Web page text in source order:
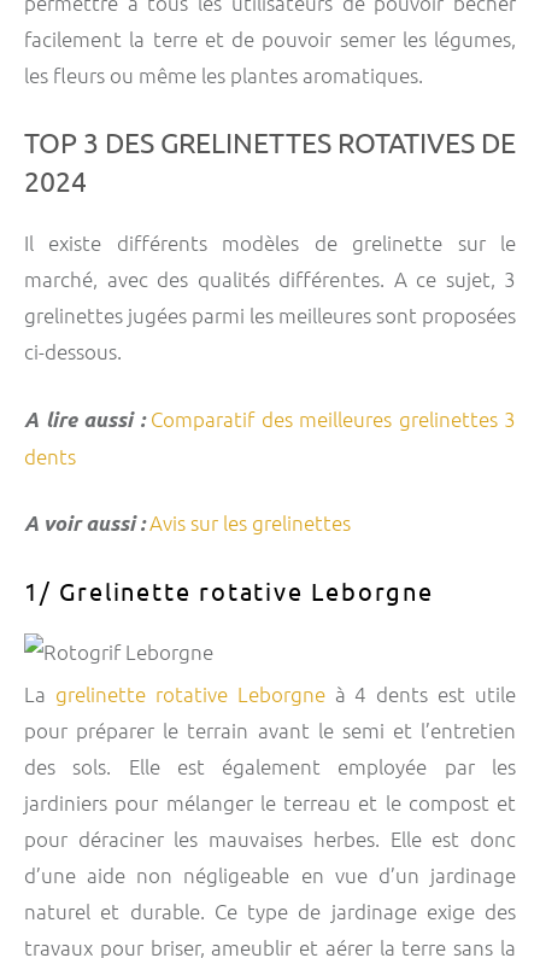
facilement la terre et de pouvoir semer les légumes,
les fleurs ou même les plantes aromatiques.
TOP 3 DES GRELINETTES ROTATIVES DE
2024
Il existe différents modèles de grelinette sur le
marché, avec des qualités différentes. A ce sujet, 3
grelinettes jugées parmi les meilleures sont proposées
ci-dessous.
A lire aussi : Comparatif des meilleures grelinettes 3
dents
A voir aussi :Avis sur les grelinettes
1/ Grelinette rotative Leborgne
La grelinette rotative Leborgneà 4 dents est utile
pour préparer le terrain avant le semi et l’entretien
des sols. Elle est également employée par les
jardiniers pour mélanger le terreau et le compost et
pour déraciner les mauvaises herbes. Elle est donc
d’une aide non négligeable en vue d’un jardinage
naturel et durable. Ce type de jardinage exige des
travaux pour briser, ameublir et aérer la terre sans la